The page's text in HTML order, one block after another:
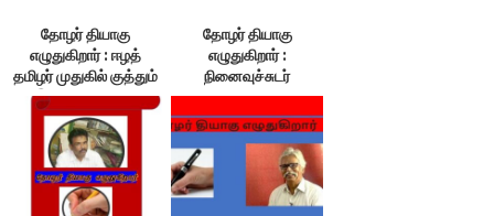
தோழர் தியாகு
எழுதுகிறார் : ஈழத்
தமிழர் முதுகில் குத்தும்
இந்திய வல்லரசு!
தோழர் தியாகு
எழுதுகிறார் :
நினைவுச்சுடர்
வழிகாட்டும்
ஒளிவிளக்கம்!